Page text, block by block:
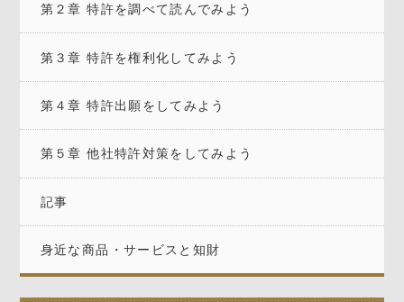
第２章 特許を調べて読んでみよう
第３章 特許を権利化してみよう
第４章 特許出願をしてみよう
第５章 他社特許対策をしてみよう
記事
身近な商品・サービスと知財